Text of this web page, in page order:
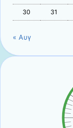
30 31
« Αυγ